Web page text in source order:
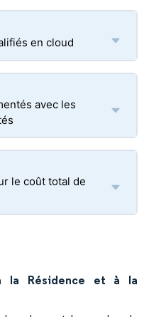
en cloud
avec les
le coût total de
la Résidence et à la